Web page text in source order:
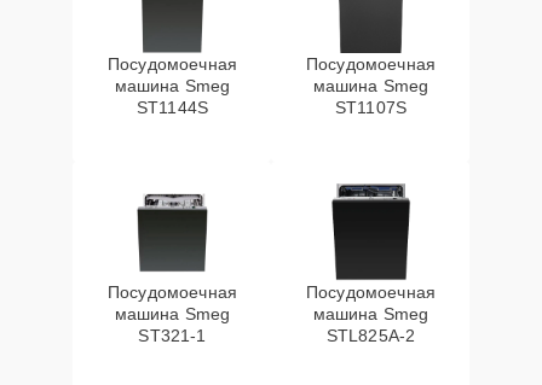
Посудомоечная
машина Smeg
ST1144S
Посудомоечная
машина Smeg
ST1107S
Посудомоечная
машина Smeg
ST321-1
Посудомоечная
машина Smeg
STL825A-2